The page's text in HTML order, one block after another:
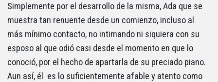
Simplemente por el desarrollo de la misma, Ada que se
muestra tan renuente desde un comienzo, incluso al
más mínimo contacto, no intimando ni siquiera con su
esposo al que odió casi desde el momento en que lo
conoció, por el hecho de apartarla de su preciado piano.
Aun así, él es lo suficientemente afable y atento como